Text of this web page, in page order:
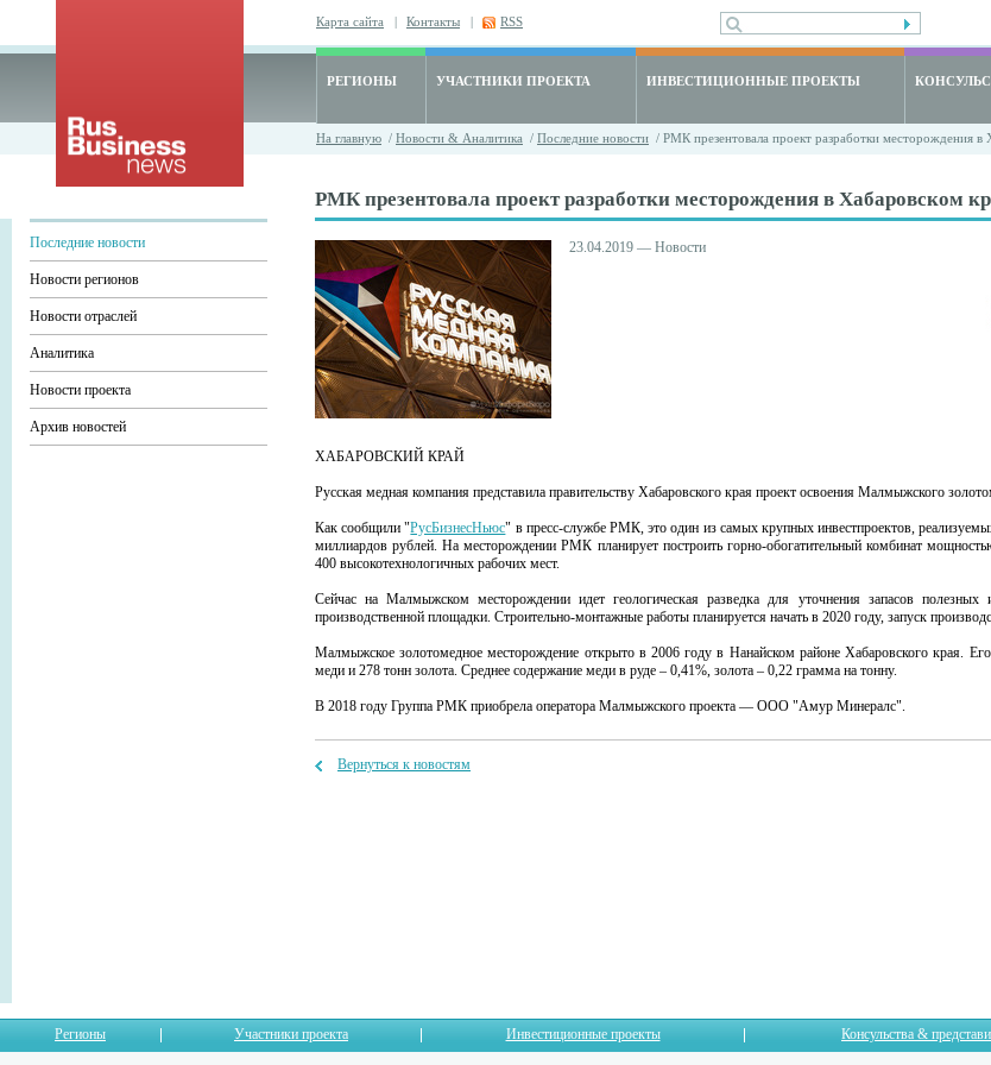
Карта сайта | Контакты | RSS
РЕГИОНЫ УЧАСТНИКИ ПРОЕКТА ИНВЕСТИЦИОННЫЕ ПРОЕКТЫ
На главную / Новости & Аналитика / Последние новости / РМК презентовала проект разработки месторождения в
Последние новости
Новости регионов
Новости отраслей
Аналитика
Новости проекта
Архив новостей
РМК презентовала проект разработки месторождения в Хабаровском
23.04.2019 — Новости
ХАБАРОВСКИЙ КРАЙ
Русская медная компания представила правительству Хабаровского края проект освоения Малмыжского
Как сообщили "РусБизнесНьюс" в пресс-службе РМК, это один из самых крупных инвестпроектов,
миллиардов рублей. На месторождении РМК планирует построить горно-обогатительный комбинат
400 высокотехнологичных рабочих мест.
Сейчас на Малмыжском месторождении идет геологическая разведка для уточнения запасов
производственной площадки. Строительно-монтажные работы планируется начать в 2020 году, запуск
Малмыжское золотомедное месторождение открыто в 2006 году в Нанайском районе Хабаровского края.
меди и 278 тонн золота. Среднее содержание меди в руде – 0,41%, золота – 0,22 грамма на тонну.
В 2018 году Группа РМК приобрела оператора Малмыжского проекта — ООО "Амур Минералс".
Вернуться к новостям
Регионы Участники проекта Инвестиционные проекты Консульства &